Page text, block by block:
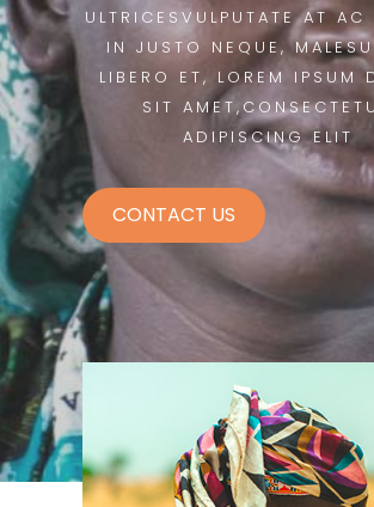
ULTRICESVULPUTATE AT AC
IN JUSTO NEQUE,
LIBERO ET, LOREM IPSUM
SIT
ADIPISCING ELIT
CONTACT US